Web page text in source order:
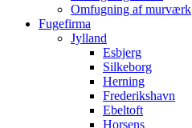
Omfugning af murværk
Fugefirma
Jylland
Esbjerg
Silkeborg
Herning
Frederikshavn
Ebeltoft
Horsens